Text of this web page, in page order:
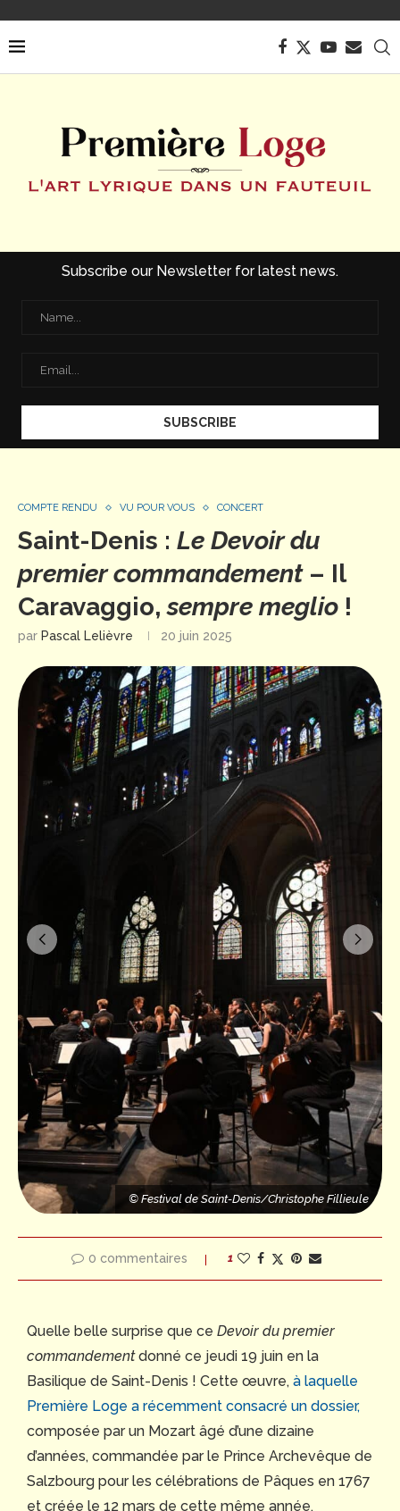
Subscribe our Newsletter for latest news.
COMPTE RENDU VU POUR VOUS CONCERT
Saint-Denis : Le Devoir du
premier commandement– Il
Caravaggio,sempre meglio !
par Pascal Lelièvre 20 juin 2025
© Festival de Saint-Denis/Christophe Fillieule
© Festival de
© Festival de Saint-Denis/Christophe Fillieule
Saint-Denis/Christophe Fillieule
0 commentaires 1
Quelle belle surprise que ce Devoir du premier
commandementdonné ce jeudi 19 juin en la
Basilique de Saint-Denis ! Cette œuvre, à laquelle
Première Loge a récemment consacré un dossier,
composée par un Mozart âgé d’une dizaine
d’années, commandée par le Prince Archevêque de
Salzbourg pour les célébrations de Pâques en 1767
et créée le 12 mars de cette même année,